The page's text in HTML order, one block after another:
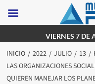
al
contenido
VIERNES 7 DE
INICIO 2022 JULIO 13
LAS ORGANIZACIONES
QUIEREN MANEJAR LOS